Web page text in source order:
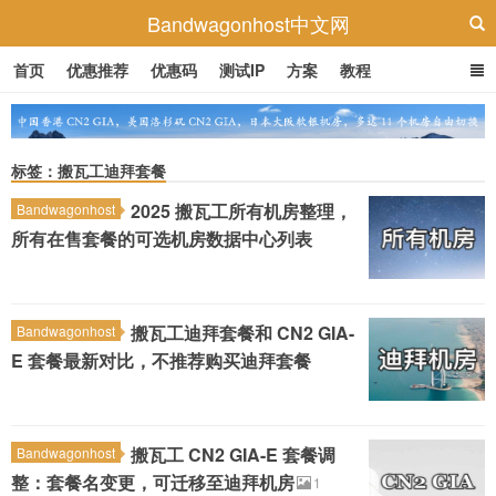
Bandwagonhost中文网
首页 优惠推荐 优惠码 测试IP 方案 教程
标签：搬瓦工迪拜套餐
Bandwagonhost
2025 搬瓦工所有机房整理，
所有在售套餐的可选机房数据中心列表
Bandwagonhost
搬瓦工迪拜套餐和 CN2 GIA-
E 套餐最新对比，不推荐购买迪拜套餐
Bandwagonhost
搬瓦工 CN2 GIA-E 套餐调
整：套餐名变更，可迁移至迪拜机房
1